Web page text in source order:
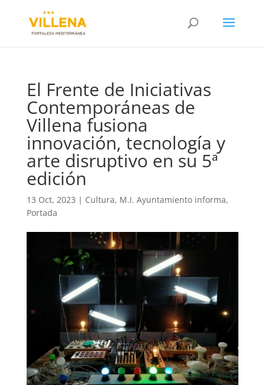
El Frente de Iniciativas
Contemporáneas de
Villena fusiona
innovación, tecnología y
arte disruptivo en su 5ª
edición
13 Oct, 2023 | Cultura, M.I. Ayuntamiento informa,
Portada